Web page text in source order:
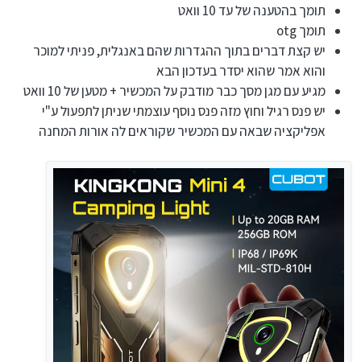
תומך בהטענה של עד 10 וואט
תומך otg
יש קצת דברים בתוך ההגדרות שהם באנגלית, פניתי למוכר
והוא אמר שהוא יסדר בעדכון הבא
מגיע עם מגן מסך כבר מודבק על המכשיר + מטען של 10 וואט
יש פנס רגיל וחוץ מזה פנס נוסף עוצמתי שניתן לתפעול ע"י
אפליקציה שבאה עם המכשיר שקוראים לה אורות המחנה